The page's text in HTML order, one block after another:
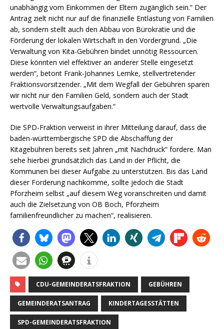
unabhängig vom Einkommen der Eltern zugänglich sein.“ Der
Antrag zielt nicht nur auf die finanzielle Entlastung von Familien
ab, sondern stellt auch den Abbau von Bürokratie und die
Förderung der lokalen Wirtschaft in den Vordergrund. „Die
Verwaltung von Kita-Gebühren bindet unnötig Ressourcen.
Diese könnten viel effektiver an anderer Stelle eingesetzt
werden“, betont Frank-Johannes Lemke, stellvertretender
Fraktionsvorsitzender. „Mit dem Wegfall der Gebühren sparen
wir nicht nur den Familien Geld, sondern auch der Stadt
wertvolle Verwaltungsaufgaben.“
Die SPD-Fraktion verweist in ihrer Mitteilung darauf, dass die
baden-württembergische SPD die Abschaffung der
Kitagebühren bereits seit Jahren „mit Nachdruck“ fordere. Man
sehe hierbei grundsätzlich das Land in der Pflicht, die
Kommunen bei dieser Aufgabe zu unterstützen. Bis das Land
dieser Forderung nachkomme, sollte jedoch die Stadt
Pforzheim selbst „auf diesem Weg voranschreiten und damit
auch die Zielsetzung von OB Boch, Pforzheim
familienfreundlicher zu machen“, realisieren.
CDU-GEMEINDERATSFRAKTION GEBÜHREN
GEMEINDERATSANTRAG KINDERTAGESSTÄTTEN
SPD-GEMEINDERATSFRAKTION